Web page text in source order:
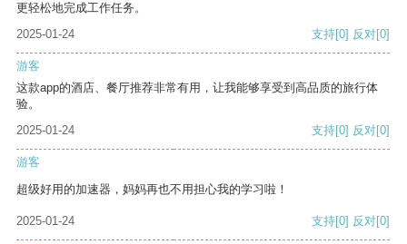
更轻松地完成工作任务。
2025-01-24
支持[0] 反对[0]
游客
这款app的酒店、餐厅推荐非常有用，让我能够享受到高品质的旅行体
验。
2025-01-24
支持[0] 反对[0]
游客
超级好用的加速器，妈妈再也不用担心我的学习啦！
2025-01-24 支持[0] 反对[0]